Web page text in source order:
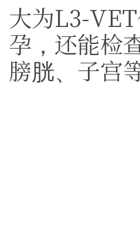
大为L3-
孕，还能检
膀胱、子宫